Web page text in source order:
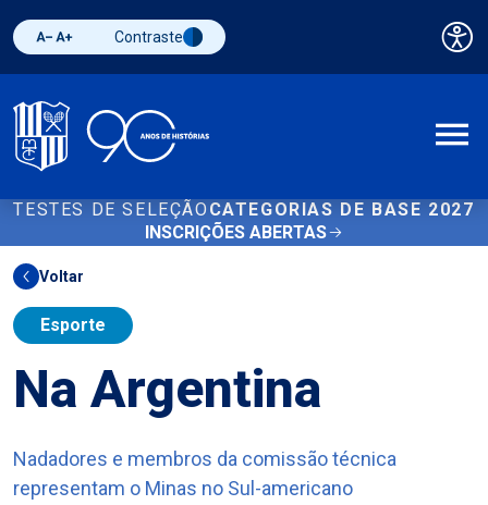
Diminuir fonte
Aumentar fonteAlternar contraste
Contraste
TESTES DE SELEÇÃO CATEGORIAS DE BASE 2027
INSCRIÇÕES ABERTAS
Voltar
Esporte
Na Argentina
Nadadores e membros da comissão técnica
representam o Minas no Sul-americano